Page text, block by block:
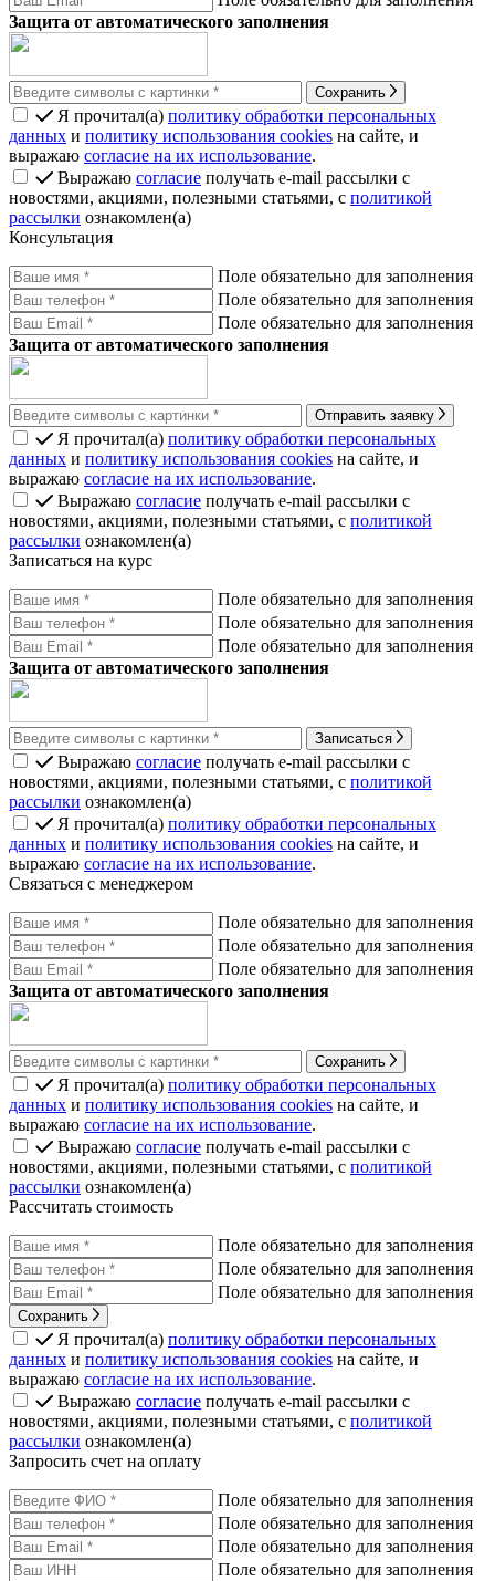
Защита от автоматического заполнения
Сохранить
Я прочитал(а) политику обработки персональных
данных и политику использования cookies на сайте, и
выражаю согласие на их использование.
Выражаю согласие получать e-mail рассылки с
новостями, акциями, полезными статьями, с политикой
рассылки ознакомлен(а)
Консультация
Поле обязательно для заполнения
Поле обязательно для заполнения
Поле обязательно для заполнения
Защита от автоматического заполнения
Отправить заявку
Я прочитал(а) политику обработки персональных
данных и политику использования cookies на сайте, и
выражаю согласие на их использование.
Выражаю согласие получать e-mail рассылки с
новостями, акциями, полезными статьями, с политикой
рассылки ознакомлен(а)
Записаться на курс
Поле обязательно для заполнения
Поле обязательно для заполнения
Поле обязательно для заполнения
Защита от автоматического заполнения
Записаться
Выражаю согласие получать e-mail рассылки с
новостями, акциями, полезными статьями, с политикой
рассылки ознакомлен(а)
Я прочитал(а) политику обработки персональных
данных и политику использования cookies на сайте, и
выражаю согласие на их использование.
Связаться с менеджером
Поле обязательно для заполнения
Поле обязательно для заполнения
Поле обязательно для заполнения
Защита от автоматического заполнения
Сохранить
Я прочитал(а) политику обработки персональных
данных и политику использования cookies на сайте, и
выражаю согласие на их использование.
Выражаю согласие получать e-mail рассылки с
новостями, акциями, полезными статьями, с политикой
рассылки ознакомлен(а)
Рассчитать стоимость
Поле обязательно для заполнения
Поле обязательно для заполнения
Поле обязательно для заполнения
Сохранить
Я прочитал(а) политику обработки персональных
данных и политику использования cookies на сайте, и
выражаю согласие на их использование.
Выражаю согласие получать e-mail рассылки с
новостями, акциями, полезными статьями, с политикой
рассылки ознакомлен(а)
Запросить счет на оплату
Поле обязательно для заполнения
Поле обязательно для заполнения
Поле обязательно для заполнения
Поле обязательно для заполнения